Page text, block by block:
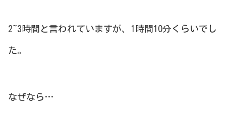
2~3時間と言われていますが、1時間10分くらいでし
た。
なぜなら…